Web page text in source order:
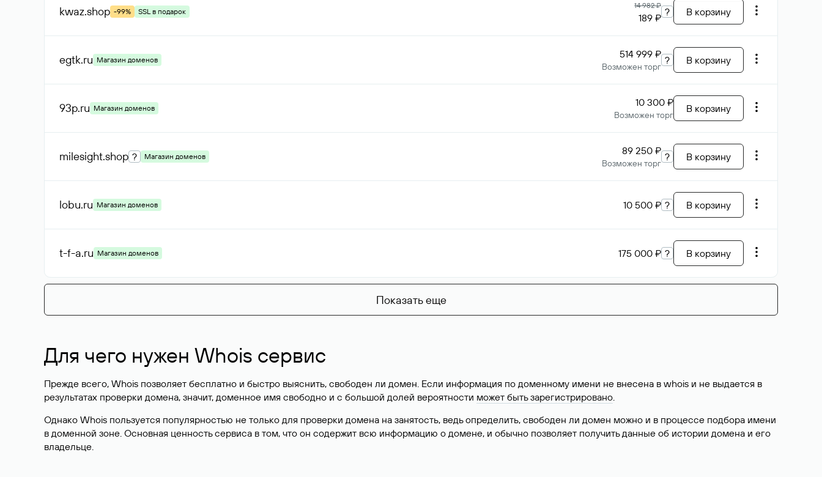
kwaz.shop -99% SSL в подарок
14 982 ₽
189 ₽ ? В корзину
egtk.ru Магазин доменов 514 999 ₽
Возможен торг
? В корзину
93p.ru Магазин доменов 10 300 ₽
Возможен торг
В корзину
milesight.shop ? Магазин доменов 89 250 ₽
Возможен торг
? В корзину
lobu.ru Магазин доменов 10 500 ₽ ? В корзину
t-f-a.ru Магазин доменов 175 000 ₽ ? В корзину
Показать еще
Для чего нужен Whois сервис
Прежде всего, Whois позволяет бесплатно и быстро выяснить, свободен ли домен. Если информация по доменному имени не внесена в whois и не выдается в
результатах проверки домена, значит, доменное имя свободно и с большой долей вероятности может быть зарегистрировано.
Однако Whois пользуется популярностью не только для проверки домена на занятость, ведь определить, свободен ли домен можно и в процессе подбора имени
в доменной зоне. Основная ценность сервиса в том, что он содержит всю информацию о домене, и обычно позволяет получить данные об истории домена и его
владельце.